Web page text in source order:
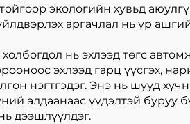
экологийн хувьд
аргачлал нь үр
нь эхлээд төгс
эхлээд гарц үүсгэх,
нэгтгэдэг. Энэ нь шууд
алдаанаас үүдэлтэй буруу
дээшлүүлдэг.